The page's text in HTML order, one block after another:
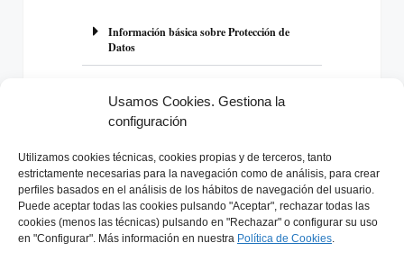
Usamos Cookies. Gestiona la
configuración
Utilizamos cookies técnicas, cookies propias y de terceros, tanto
estrictamente necesarias para la navegación como de análisis, para crear
perfiles basados en el análisis de los hábitos de navegación del usuario.
Puede aceptar todas las cookies pulsando "Aceptar", rechazar todas las
cookies (menos las técnicas) pulsando en "Rechazar" o configurar su uso
en "Configurar". Más información en nuestra Política de Cookies.
t
i
v
e
Información básica sobre Protección de
Datos
Previo Próximo